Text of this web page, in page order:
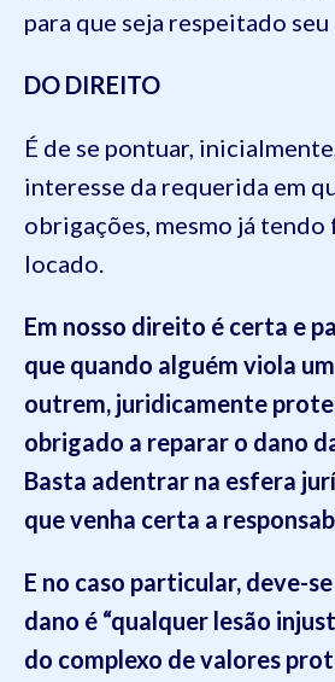
para que seja respeitado
DO DIREITO
É de se pontuar,
interesse da requerida em
obrigações, mesmo já
locado.
Em nosso direito é certa e
que quando alguém viola
outrem, juridicamente
obrigado a reparar o dano
Basta adentrar na esfera
que venha certa a
E no caso particular, deve-
dano é “qualquer lesão
do complexo de valores